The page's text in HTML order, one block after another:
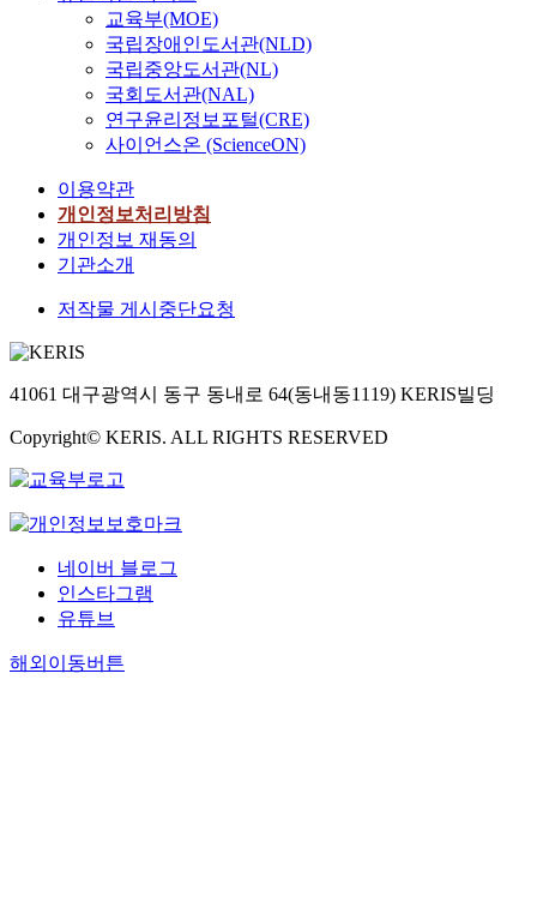
교육부(MOE)
국립장애인도서관(NLD)
국립중앙도서관(NL)
국회도서관(NAL)
연구윤리정보포털(CRE)
사이언스온 (ScienceON)
이용약관
개인정보처리방침
개인정보 재동의
기관소개
저작물 게시중단요청
41061 대구광역시 동구 동내로 64(동내동1119) KERIS빌딩
Copyright© KERIS. ALL RIGHTS RESERVED
네이버 블로그
인스타그램
유튜브
해외이동버튼